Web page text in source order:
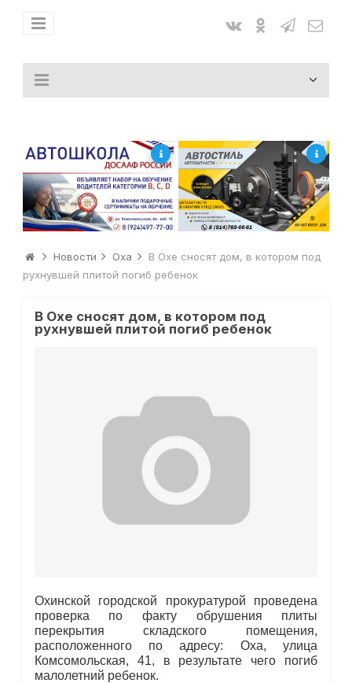
Новости Оха
В Охе сносят дом, в котором под
рухнувшей плитой погиб ребенок
В Охе сносят дом, в котором под
рухнувшей плитой погиб ребенок
Охинской городской прокуратурой проведена
проверка по факту обрушения плиты
перекрытия складского помещения,
расположенного по адресу: Оха, улица
Комсомольская, 41, в результате чего погиб
малолетний ребенок.